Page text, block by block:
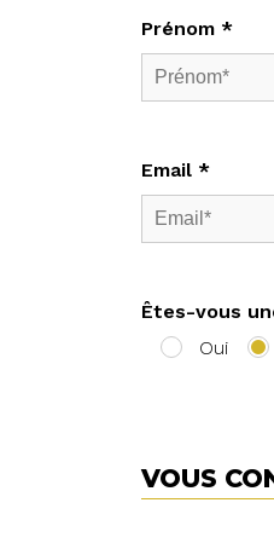
Prénom *
Email *
Êtes-vous
Oui
VOUS